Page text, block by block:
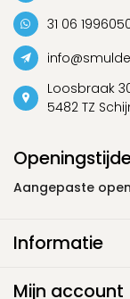
31 06
Loosbraak
5482 TZ
Aangepaste
Informatie
Mijn account